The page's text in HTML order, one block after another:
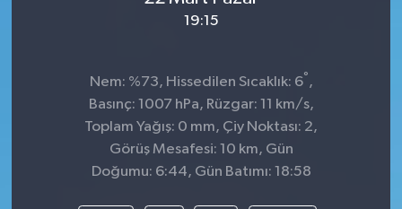
19:15
Nem: %73, Hissedilen Sıcaklık: 6° ,
Basınç: 1007 hPa, Rüzgar: 11 km/s,
Toplam Yağış: 0 mm, Çiy Noktası: 2,
Görüş Mesafesi: 10 km, Gün
Doğumu: 6:44, Gün Batımı: 18:58